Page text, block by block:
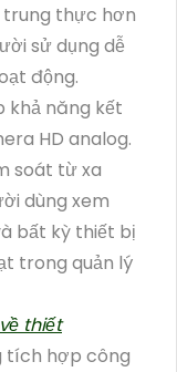
trung thực hơn
sử dụng dễ
động.
khả năng kết
HD analog.
soát từ xa
dùng xem
bất kỳ thiết bị
trong quản lý
thiết
tích hợp công